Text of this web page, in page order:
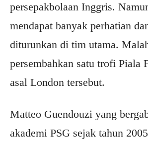
persepakbolaan Inggris.
mendapat banyak perhatian
diturunkan di tim utama.
persembahkan satu trofi Piala
asal London tersebut.
Matteo Guendouzi yang
akademi PSG sejak tahun